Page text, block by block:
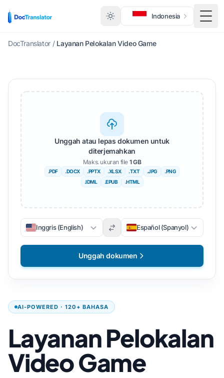
Indonesia
DocTranslator / Layanan Pelokalan Video Game
AI-POWERED · 120+ BAHASA
Layanan Pelokalan
Video Game
Unggah atau lepas dokumen untuk
diterjemahkan
Maks. ukuran file 1 GB
.PDF .DOCX .PPTX .XLSX .TXT .JPG
.PNG
.IDML
.EPUB .HTML
Inggris (English) Español (Spanyol)
Unggah dokumen